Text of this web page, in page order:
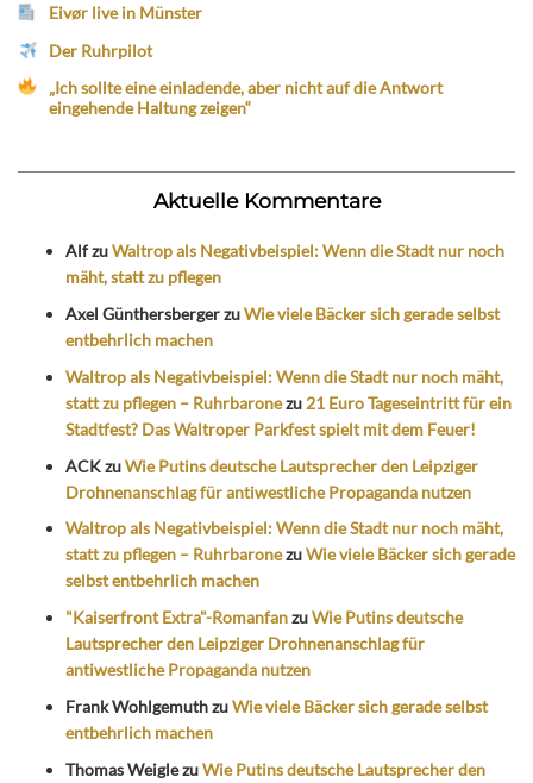
Eivør live in Münster
Der Ruhrpilot
„Ich sollte eine einladende, aber nicht auf die Antwort
eingehende Haltung zeigen“
Aktuelle Kommentare
AlfzuWaltrop als Negativbeispiel: Wenn die Stadt nur noch
mäht, statt zu pflegen
Axel GünthersbergerzuWie viele Bäcker sich gerade selbst
entbehrlich machen
Waltrop als Negativbeispiel: Wenn die Stadt nur noch mäht,
statt zu pflegen – Ruhrbaronezu 21 Euro Tageseintritt für ein
Stadtfest? Das Waltroper Parkfest spielt mit dem Feuer!
ACKzuWie Putins deutsche Lautsprecher den Leipziger
Drohnenanschlag für antiwestliche Propaganda nutzen
Waltrop als Negativbeispiel: Wenn die Stadt nur noch mäht,
statt zu pflegen – RuhrbaronezuWie viele Bäcker sich gerade
selbst entbehrlich machen
"Kaiserfront Extra"-RomanfanzuWie Putins deutsche
Lautsprecher den Leipziger Drohnenanschlag für
antiwestliche Propaganda nutzen
Frank WohlgemuthzuWie viele Bäcker sich gerade selbst
entbehrlich machen
Thomas WeiglezuWie Putins deutsche Lautsprecher den